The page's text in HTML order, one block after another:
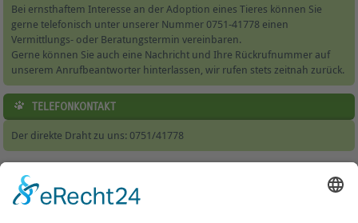
Bei ernsthaftem Interesse an der Adoption eines Tieres können Sie
gerne telefonisch unter unserer Nummer 0751-41778 einen
Vermittlungs- oder Beratungstermin vereinbaren.
Gerne können Sie auch eine Nachricht und Ihre Rückrufnummer auf
unserem Anrufbeantworter hinterlassen, wir rufen stets zeitnah zurück.
TELEFONKONTAKT
Der direkte Draht zu uns: 0751/41778